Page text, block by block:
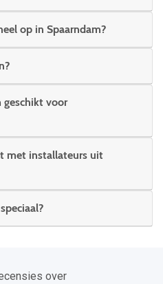
op in Spaarndam?
geschikt voor
met installateurs uit
over